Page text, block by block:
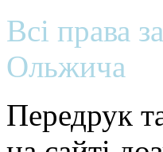
Всі права
Ольжича
Передрук